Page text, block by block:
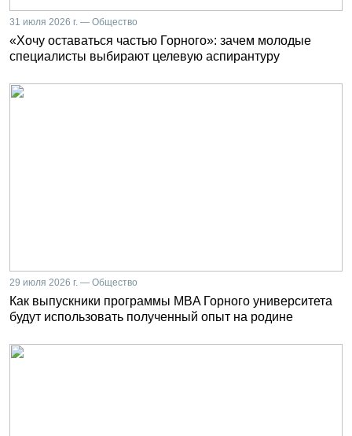
31 июля 2026 г. — Общество
«Хочу оставаться частью Горного»: зачем молодые
специалисты выбирают целевую аспирантуру
29 июля 2026 г. — Общество
Как выпускники программы MBA Горного университета
будут использовать полученный опыт на родине